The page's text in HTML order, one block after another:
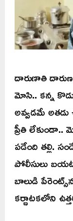
దారుణాతి
మోసి.. కన్న
అవ్వడమే
ప్రీతి లేకుండా..
పడేంది తల్లి.
పోలీసులు
బాలుడి
కర్ణాటకలోని